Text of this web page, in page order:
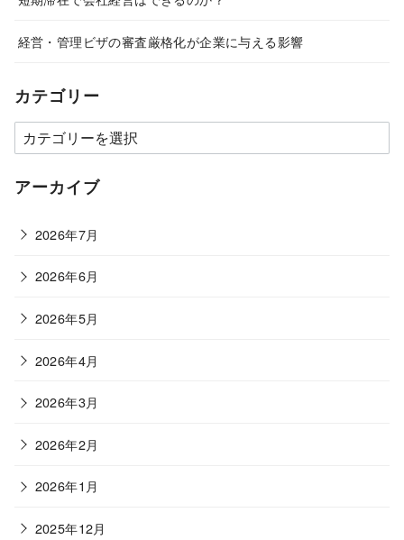
経営・管理ビザの審査厳格化が企業に与える影響
カテゴリー
カ
テ
ゴ
ー
アーカイブ
2026年7月
2026年6月
2026年5月
2026年4月
2026年3月
2026年2月
2026年1月
2025年12月